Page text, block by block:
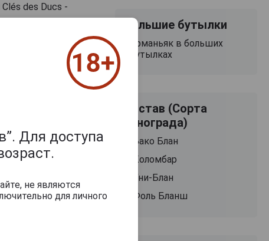
des Ducs -
Cles des Ducs
Millesime 2000 years
Арманьяк Кле де
Дюк Миллезим
Большие бутылки
Арманьяк в больших
бутылках
Состав (Сорта
винограда)
Бако Блан
Коломбар
Уни-Блан
Фоль Бланш
Для доступа
не являются
для личного